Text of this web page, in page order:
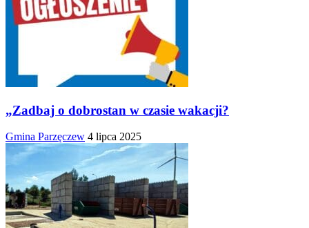
„Zadbaj o dobrostan w czasie wakacji?
Gmina Parzęczew 4 lipca 2025